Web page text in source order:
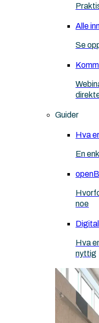
Alle
Se
Guider
Hva
En
noe
Hva
nyttig